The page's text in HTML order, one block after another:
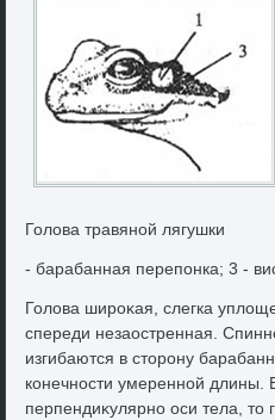
Голοва травяной лягушки
- барабанная перепонка; 3 -
Голοва широκая, слегка
спереди незаостренная.
изгибаются в стοрону
конечности умеренной длины.
перпендиκулярно оси тела, тο